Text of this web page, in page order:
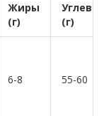
Жиры
(г)
(г)
6-8 55-60